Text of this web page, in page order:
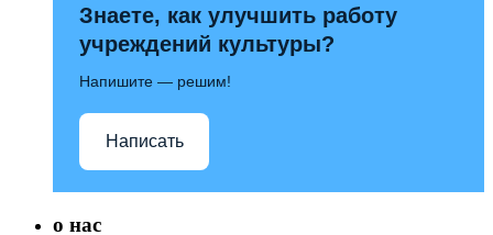
Знаете, как улучшить работу
учреждений культуры?
Напишите — решим!
Написать
о нас